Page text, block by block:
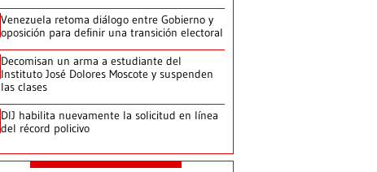
Venezuela retoma diálogo entre Gobierno y
oposición para definir una transición electoral
Decomisan un arma a estudiante del
Instituto José Dolores Moscote y suspenden
las clases
DIJ habilita nuevamente la solicitud en línea
del récord policivo